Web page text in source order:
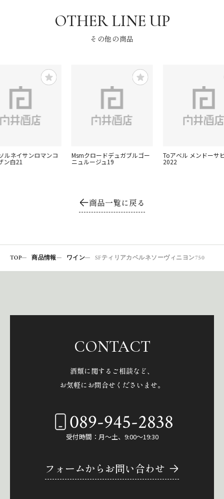
その他の商品
ルネイサンロマンコ
ン白21
Msmクロードデュガブルゴー
ニュルージュ19
Toアベル メンドーサ
2022
商品一覧に戻る
TOP 商品情報 ワイン SFティリアカベルネソーヴィニヨン750
CONTACT
酒類に関するご相談など、
お気軽にお問合せくださいませ。
089-945-2838
受付時間：月～土、9:00～19:30
フォームからお問い合わせ